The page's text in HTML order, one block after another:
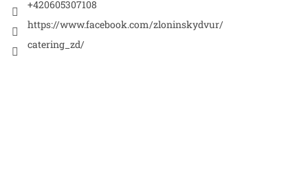
+420605307108
https://www.facebook.com/zloninskydvur/
catering_zd/